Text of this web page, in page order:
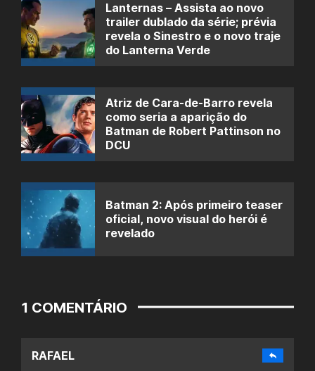
Lanternas – Assista ao novo
trailer dublado da série; prévia
revela o Sinestro e o novo traje
do Lanterna Verde
Atriz de Cara-de-Barro revela
como seria a aparição do
Batman de Robert Pattinson no
DCU
Batman 2: Após primeiro teaser
oficial, novo visual do herói é
revelado
1 COMENTÁRIO
RAFAEL